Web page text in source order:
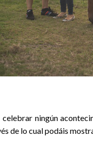
ningún
de lo cual podáis